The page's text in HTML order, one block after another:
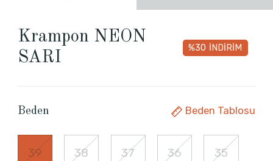
Krampon NEON
SARI
%30 İNDİRİM
Beden Beden Tablosu
39 38 37 36 35